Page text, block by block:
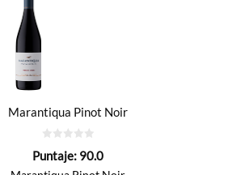
Marantiqua Pinot Noir
de
Puntaje: 90.0